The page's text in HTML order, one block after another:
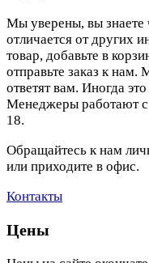
Мы уверены, вы знаете
отличается от других
товар, добавьте в
отправьте заказ к
ответят вам. Иногда
Менеджеры работают с
18.
Обращайтесь к нам
или приходите в офис.
Контакты
Цены